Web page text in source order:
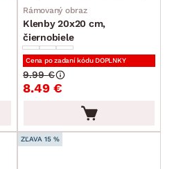
Rámovaný obraz
Klenby 20x20 cm,
čiernobiele
Cena po zadaní kódu DOPLNKY
8.49 €
9.99 €
ZĽAVA 15 %